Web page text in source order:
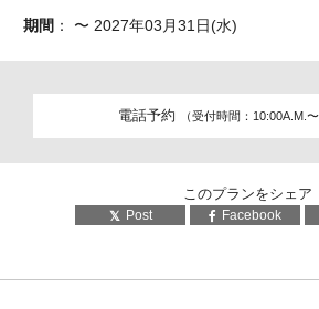
期間 ： 〜 2027年03月31日(水)
電話予約 （受付時間：10:00A.M.〜
このプランをシェア
Post Facebook